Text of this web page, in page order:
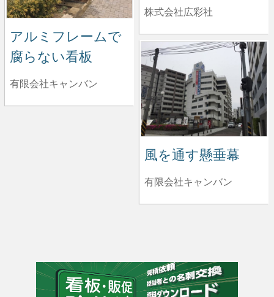
株式会社広彩社
アルミフレームで
腐らない看板
有限会社キャンバン
風を通す懸垂幕
有限会社キャンバン